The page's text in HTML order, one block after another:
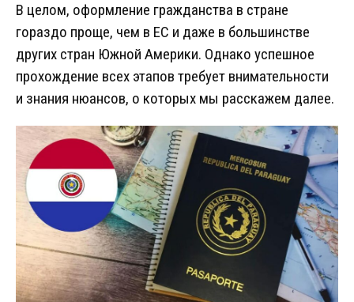
В целом, оформление гражданства в стране
гораздо проще, чем в ЕС и даже в большинстве
других стран Южной Америки. Однако успешное
прохождение всех этапов требует внимательности
и знания нюансов, о которых мы расскажем далее.